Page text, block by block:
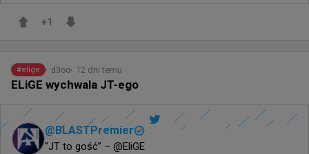
+1
#elige d3oo 12 dni temu
ELiGE wychwala JT-ego
@ BLASTPremier
"JT to gość” – @EliGE